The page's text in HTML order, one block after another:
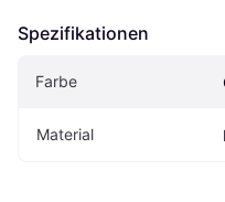
Spezifikationen
Farbe
Material